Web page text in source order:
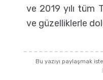
ve 2019 yılı tüm
ve güzelliklerle
Bu yazıyı paylaşmak